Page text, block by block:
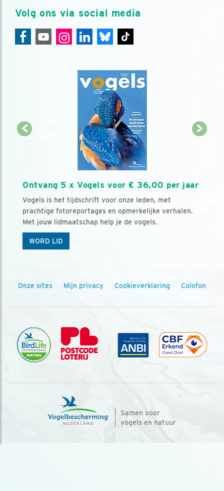
Volg ons via social media
Ontvang 5 x Vogels voor € 36,00 per jaar
Vogels is het tijdschrift voor onze leden, met
prachtige fotoreportages en opmerkelijke verhalen.
Met jouw lidmaatschap help je de vogels.
WORD LID
Onze sites Mijn privacy Cookieverklaring Colofon
Samen voor
vogels en natuur